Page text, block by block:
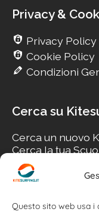
Questo sito web usa i
Privacy &
Privacy Policy
Cookie Policy
Condizioni
Cerca su
Cerca un nuovo
Cerca la tua
Cerca il tuo
Cerca
Cerca il tuo Usato